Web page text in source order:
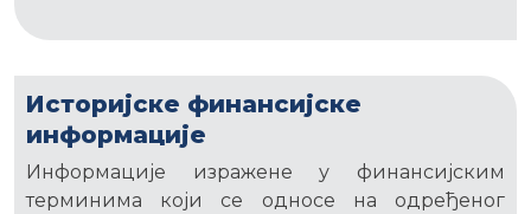
Историјске финансијске
информације
Информације изражене у финансијским
терминима који се односе на одређеног